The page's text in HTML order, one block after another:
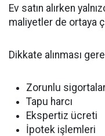
Ev satın alırken
maliyetler de ortaya
Dikkate alınması
Zorunlu
Tapu harcı
Ekspertiz ücreti
İpotek işlemleri